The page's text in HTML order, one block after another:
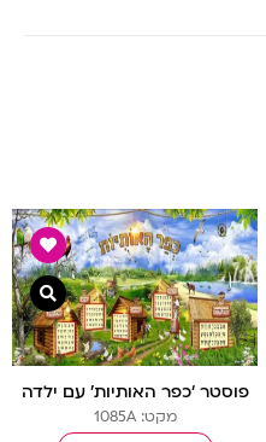
מהירה
פוסטר ‘כפר האותיות’ עם ילדה
מקט: 1085A